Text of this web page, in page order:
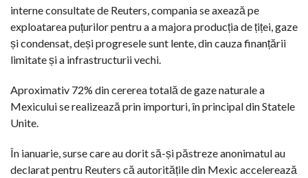
interne consultate de Reuters, compania se axează pe
exploatarea puțurilor pentru a a majora producția de țiței, gaze
și condensat, deși progresele sunt lente, din cauza finanțării
limitate și a infrastructurii vechi.
Aproximativ 72% din cererea totală de gaze naturale a
Mexicului se realizează prin importuri, în principal din Statele
Unite.
În ianuarie, surse care au dorit să-și păstreze anonimatul au
declarat pentru Reuters că autoritățile din Mexic accelerează